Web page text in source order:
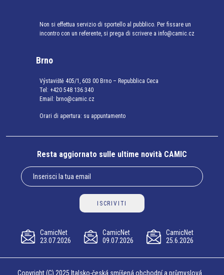
Non si effettua servizio di sportello al pubblico. Per fissare un
incontro con un referente, si prega di scrivere a info@camic.cz
Brno
Výstaviště 405/1, 603 00 Brno – Repubblica Ceca
Tel: +420 548 136 340
Email: brno@camic.cz
Orari di apertura: su appuntamento
Resta aggiornato sulle ultime novità CAMIC
ISCRIVITI
CamicNet
23.07.2026
CamicNet
09.07.2026
CamicNet
25.6.2026
Copyright (C) 2025 Italsko-česká smíšená obchodní a průmyslová